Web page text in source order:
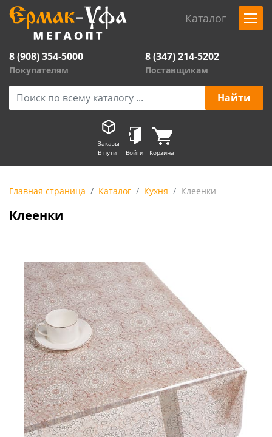
Каталог
8 (908) 354-5000
Покупателям
8 (347) 214-5202
Поставщикам
Заказы
В пути
Войти Корзина
Главная страница Каталог Кухня Клеенки
Клеенки